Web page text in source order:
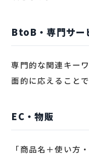
BtoB・専門サー
専門的な関連キー
面的に応えること
EC・物販
「商品名＋使い方